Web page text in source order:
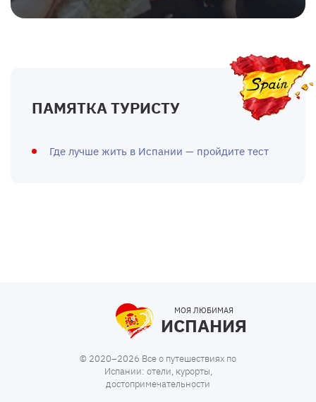
ПАМЯТКА ТУРИСТУ
Где лучше жить в Испании — пройдите тест
МОЯ ЛЮБИМАЯ
ИСПАНИЯ
© 2020–2026 Все о путешествиях по
Испании: отели, курорты,
достопримечательности